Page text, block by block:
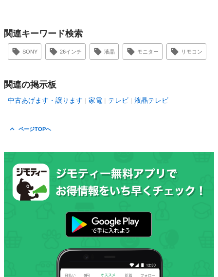
関連キーワード検索
SONY 26インチ 液晶 モニター リモコン
関連の掲示板
中古あげます・譲ります 家電 テレビ 液晶テレビ
ページTOPへ